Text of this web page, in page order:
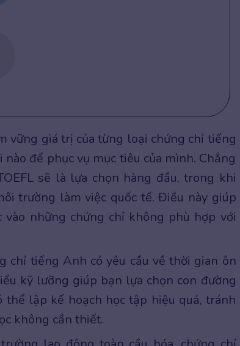
vững giá trị của từng loại chứng chỉ tiếng
để phục vụ mục tiêu của mình. Chẳng
sẽ là lựa chọn hàng đầu, trong khi
trường làm việc quốc tế. Điều này giúp
những chứng chỉ không phù hợp với
chỉ tiếng Anh có yêu cầu về thời gian ôn
kỹ lưỡng giúp bạn lựa chọn con đường
lập kế hoạch học tập hiệu quả, tránh
không cần thiết.